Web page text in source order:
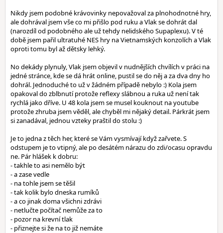
Nikdy jsem podobné krávovinky nepovažoval za plnohodnotné hry,
ale dohrával jsem vše co mi přišlo pod ruku a Vlak se dohrát dal
(narozdíl od podobného ale už tehdy nelidského Supaplexu). V té
době jsem pařil ultratuhé NES hry na Vietnamských konzolích a Vlak
oproti tomu byl až dětsky lehký.
No dekády plynuly, Vlak jsem objevil v nudnějších chvílích v práci na
jedné stránce, kde se dá hrát online, pustil se do něj a za dva dny ho
dohrál. Jednoduché to už v žádném případě nebylo :) Kola jsem
opakoval do zblbnutí protože reflexy slábnou a ruka už není tak
rychlá jako dříve. U 48 kola jsem se musel kouknout na youtube
protože zhruba jsem věděl, ale chyběl mi nějaký detail. Párkrát jsem
si zanadával, jednou vzteky praštil do stolu :)
Je to jedna z těch her, které se Vám vysmívají když zařvete. S
odstupem je to vtipný, ale po desátém nárazu do zdi/ocasu opravdu
ne. Pár hlášek k dobru:
- takhle to asi nemělo být
- a zase vedle
- na tohle jsem se těšil
- tak kolik bylo dneska rumíků
- a co jinak doma všichni zdrávi
- netlučte počítač nemůže za to
- pozor na krevní tlak
- přiznejte si že na to již nemáte